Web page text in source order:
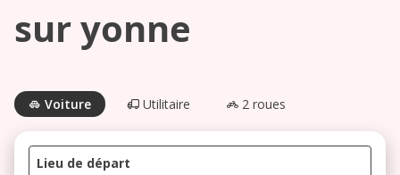
sur yonne
Voiture Utilitaire 2 roues
Lieu de départ
proximité